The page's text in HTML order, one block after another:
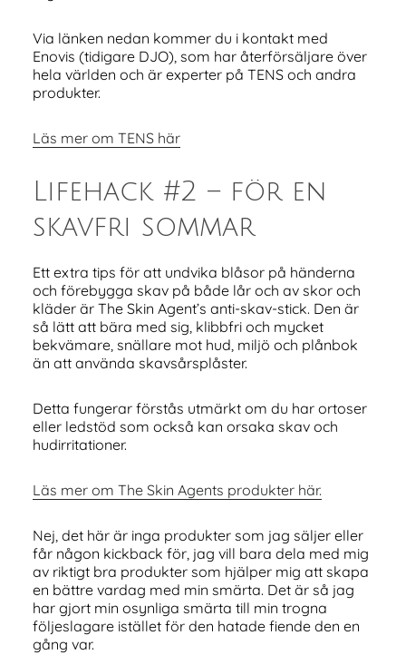
Via länken nedan kommer du i kontakt med
Enovis (tidigare DJO), som har återförsäljare över
hela världen och är experter på TENS och andra
produkter.
Läs mer om TENS här
Lifehack #2 – för en
skavfri sommar
Ett extra tips för att undvika blåsor på händerna
och förebygga skav på både lår och av skor och
kläder är The Skin Agent’s anti-skav-stick. Den är
så lätt att bära med sig, klibbfri och mycket
bekvämare, snällare mot hud, miljö och plånbok
än att använda skavsårsplåster.
Detta fungerar förstås utmärkt om du har ortoser
eller ledstöd som också kan orsaka skav och
hudirritationer.
Läs mer om The Skin Agents produkter här.
Nej, det här är inga produkter som jag säljer eller
får någon kickback för, jag vill bara dela med mig
av riktigt bra produkter som hjälper mig att skapa
en bättre vardag med min smärta. Det är så jag
har gjort min osynliga smärta till min trogna
följeslagare istället för den hatade fiende den en
gång var.